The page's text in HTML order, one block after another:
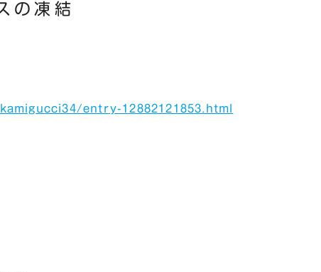
の凍結
entry-12882121853.html